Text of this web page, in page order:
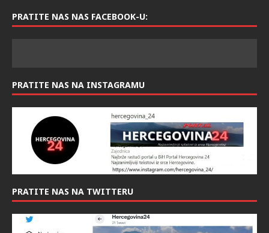
PRATITE NAS NAS FACEBOOK-U:
PRATITE NAS NA INSTAGRAMU
PRATITE NAS NA TWITTERU